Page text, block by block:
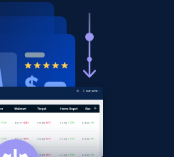
products using
inventory id, Title, Rating,
count item, Initial
今すぐ始める